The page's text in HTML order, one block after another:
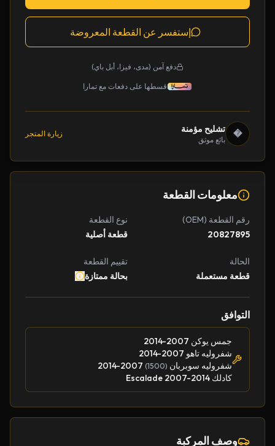
إستفسر عن القطعة المعروضة
دفع آمن (مدى، فيزا، أبل باي)
قسطها على دفعات مع تمارا
� تشليح مؤمنة
بائع موثق
زيارة المتجر
معلومات القطعة
رقم القطعة (OEM)
20827895
نوع القطعة
قطعة أصلية
الحالة
قطعة مستعملة
تقييم القطعة
بحالة ممتازة
التوافق
جمس يوكن 2007-2014
شفروليه تاهو 2007-2014
شفروليه سوبربان (1500)
كادلك Escalade 2007-2014
وصف المركبة